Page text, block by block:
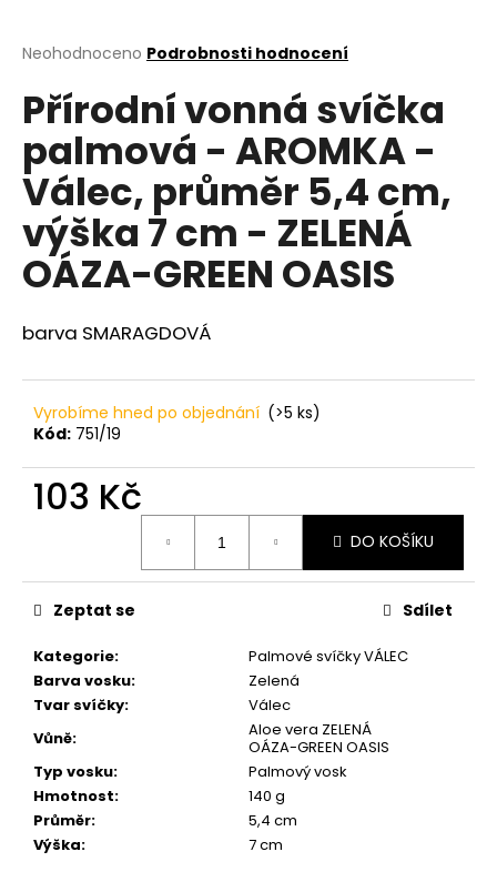
Průměrné
produktu
je
5
hvězdiček.
Neohodnoceno Podrobnosti hodnocení
Přírodní vonná svíčka
palmová - AROMKA -
Válec, průměr 5,4 cm,
výška 7 cm - ZELENÁ
OÁZA-GREEN OASIS
barva SMARAGDOVÁ
Vyrobíme hned po objednání (>5 ks)
Kód: 751/19
103 Kč
DO KOŠÍKU
Kategorie:
Palmové svíčky VÁLEC
Barva vosku:
Zelená
Tvar svíčky:
Válec
Vůně:
Aloe vera ZELENÁ
OÁZA-GREEN OASIS
Typ vosku:
Palmový vosk
Hmotnost:
140 g
Průměr:
5,4 cm
Výška: 7 cm
Zeptat se Sdílet
j
t
?
HLEDAT
o
p
o
u
e
m
e
PŘÍRODNÍ
VONNÁ
PALMOVÁ
AROMKA
MINI
WHISKOVKA,
90